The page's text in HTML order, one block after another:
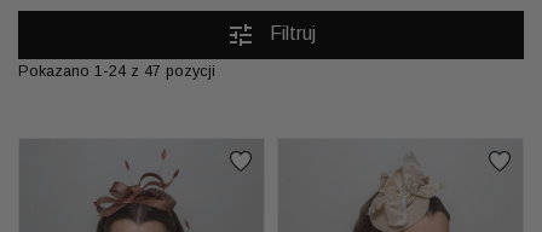
tune Filtruj
Pokazano 1-24 z 47 pozycji